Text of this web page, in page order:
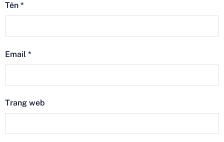
Tên *
Email *
Trang web